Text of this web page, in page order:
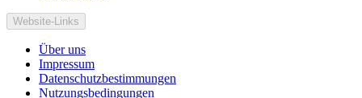
Website-Links
Über uns
Impressum
Datenschutzbestimmungen
Nutzungsbedingungen